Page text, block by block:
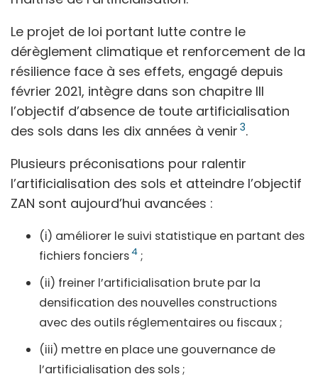
Le projet de loi portant lutte contre le
dérèglement climatique et renforcement de la
résilience face à ses effets, engagé depuis
février 2021, intègre dans son chapitre III
l’objectif d’absence de toute artificialisation
des sols dans les dix années à venir 3.
Plusieurs préconisations pour ralentir
l’artificialisation des sols et atteindre l’objectif
ZAN sont aujourd’hui avancées :
(i) améliorer le suivi statistique en partant des
fichiers fonciers4;
(ii) freiner l’artificialisation brute par la
densification des nouvelles constructions
avec des outils réglementaires ou fiscaux ;
(iii) mettre en place une gouvernance de
l’artificialisation des sols ;